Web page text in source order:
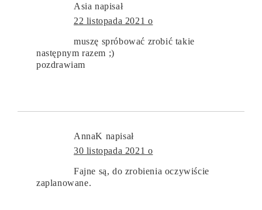
Asia napisał
22 listopada 2021 o
muszę spróbować zrobić takie
następnym razem ;)
pozdrawiam
AnnaK napisał
30 listopada 2021 o
Fajne są, do zrobienia oczywiście
zaplanowane.